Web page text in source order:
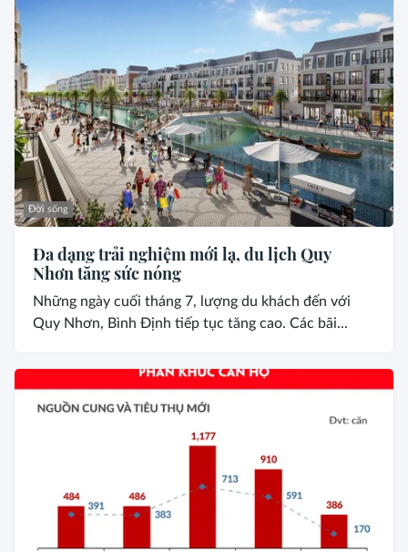
Đời sống
Đa dạng trải nghiệm mới lạ, du lịch Quy
Nhơn tăng sức nóng
Những ngày cuối tháng 7, lượng du khách đến với
Quy Nhơn, Bình Định tiếp tục tăng cao. Các bãi...